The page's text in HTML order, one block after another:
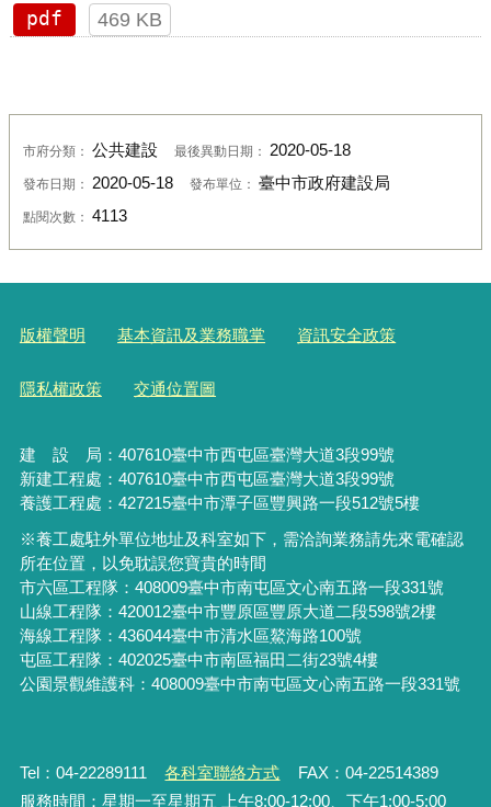
pdf
469 KB
市府分類： 公共建設 最後異動日期： 2020-05-18
發布日期： 2020-05-18 發布單位： 臺中市政府建設局
點閱次數： 4113
版權聲明 基本資訊及業務職掌 資訊安全政策
隱私權政策 交通位置圖
建 設 局： 407610臺中市西屯區臺灣大道3段99號
新建工程處：407610臺中市西屯區臺灣大道3段99號
養護工程處：427215臺中市潭子區豐興路一段512號5樓
※養工處駐外單位地址及科室如下，需洽詢業務請先來電確認
所在位置，以免耽誤您寶貴的時間
市六區工程隊：408009臺中市南屯區文心南五路一段331號
山線工程隊：420012臺中市豐原區豐原大道二段598號2樓
海線工程隊：436044臺中市清水區鰲海路100號
屯區工程隊：402025臺中市南區福田二街23號4樓
公園景觀維護科：408009臺中市南屯區文心南五路一段331號
Tel：04-22289111 各科室聯絡方式
FAX：04-22514389
服務時間：星期一至星期五 上午8:00-12:00、下午1:00-5:00